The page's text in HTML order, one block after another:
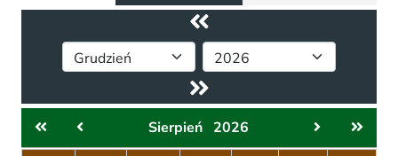
Sierpień 2026